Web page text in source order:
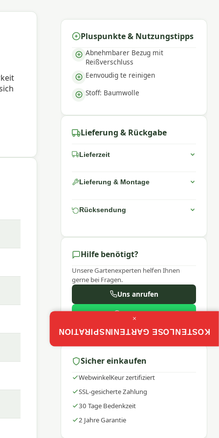
oder
Pluspunkte & Nutzungstipps
Abnehmbarer Bezug mit
Reißverschluss
Eenvoudig te reinigen
Stoff: Baumwolle
Lieferung & Rückgabe
Lieferzeit
Lieferung & Montage
Rücksendung
Hilfe benötigt?
Unsere Gartenexperten helfen Ihnen
gerne bei Fragen.
Uns anrufen
WhatsApp
Mo–Fr: 9:00–17:30
Sicher einkaufen
WebwinkelKeur zertifiziert
SSL-gesicherte Zahlung
30 Tage Bedenkzeit
2 Jahre Garantie
KOSTENLOSE GARTENINSPIRATION
×